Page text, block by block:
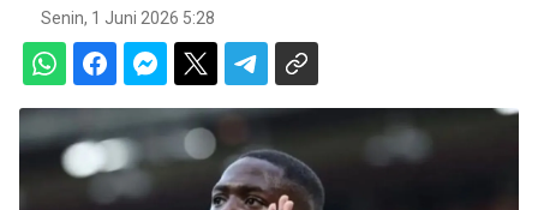
Senin, 1 Juni 2026 5:28